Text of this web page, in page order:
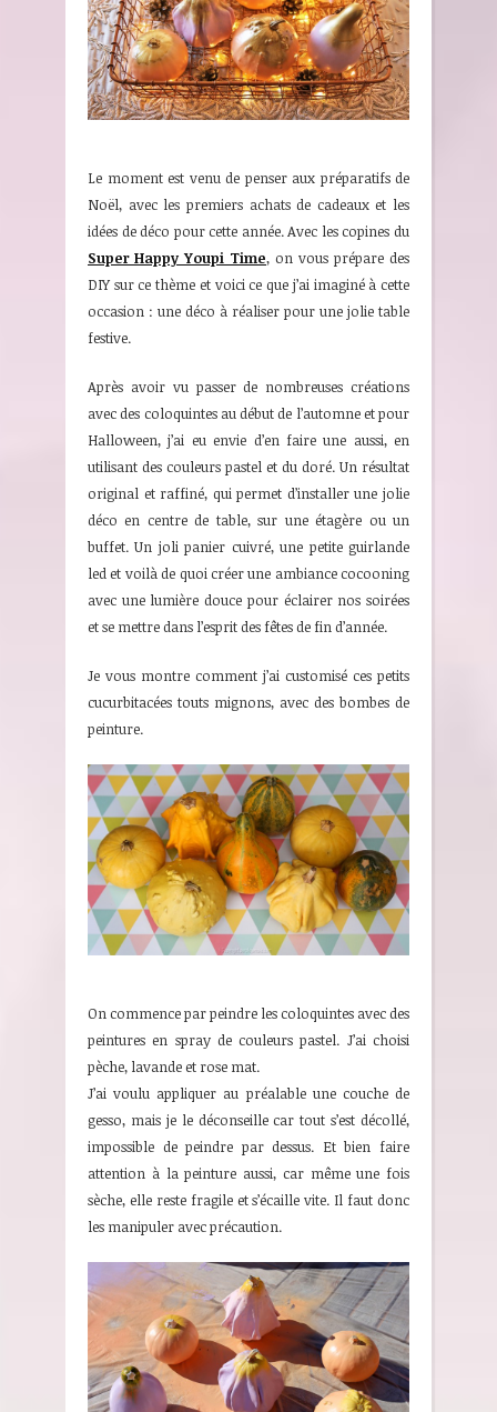
Le moment est venu de penser aux préparatifs de
Noël, avec les premiers achats de cadeaux et les
idées de déco pour cette année. Avec les copines du
Super Happy Youpi Time, on vous prépare des
DIY sur ce thème et voici ce que j’ai imaginé à cette
occasion : une déco à réaliser pour une jolie table
festive.
Après avoir vu passer de nombreuses créations
avec des coloquintes au début de l’automne et pour
Halloween, j’ai eu envie d’en faire une aussi, en
utilisant des couleurs pastel et du doré. Un résultat
original et raffiné, qui permet d’installer une jolie
déco en centre de table, sur une étagère ou un
buffet. Un joli panier cuivré, une petite guirlande
led et voilà de quoi créer une ambiance cocooning
avec une lumière douce pour éclairer nos soirées
et se mettre dans l’esprit des fêtes de fin d’année.
Je vous montre comment j’ai customisé ces petits
cucurbitacées touts mignons, avec des bombes de
peinture.
On commence par peindre les coloquintes avec des
peintures en spray de couleurs pastel. J’ai choisi
pèche, lavande et rose mat.
J’ai voulu appliquer au préalable une couche de
gesso, mais je le déconseille car tout s’est décollé,
impossible de peindre par dessus. Et bien faire
attention à la peinture aussi, car même une fois
sèche, elle reste fragile et s’écaille vite. Il faut donc
les manipuler avec précaution.